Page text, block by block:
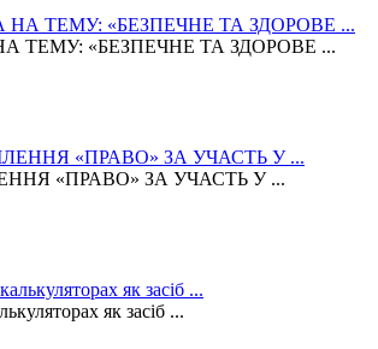
ТЕМУ: «БЕЗПЕЧНЕ ТА ЗДОРОВЕ ...
«ПРАВО» ЗА УЧАСТЬ У ...
як засіб ...